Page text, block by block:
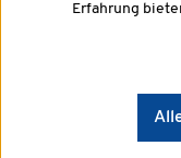
Erfahrung